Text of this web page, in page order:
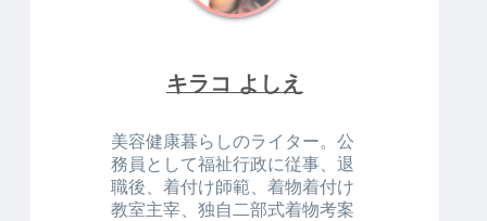
キラコ よしえ
美容健康暮らしのライター。公
務員として福祉行政に従事、退
職後、着付け師範、着物着付け
教室主宰、独自二部式着物考案